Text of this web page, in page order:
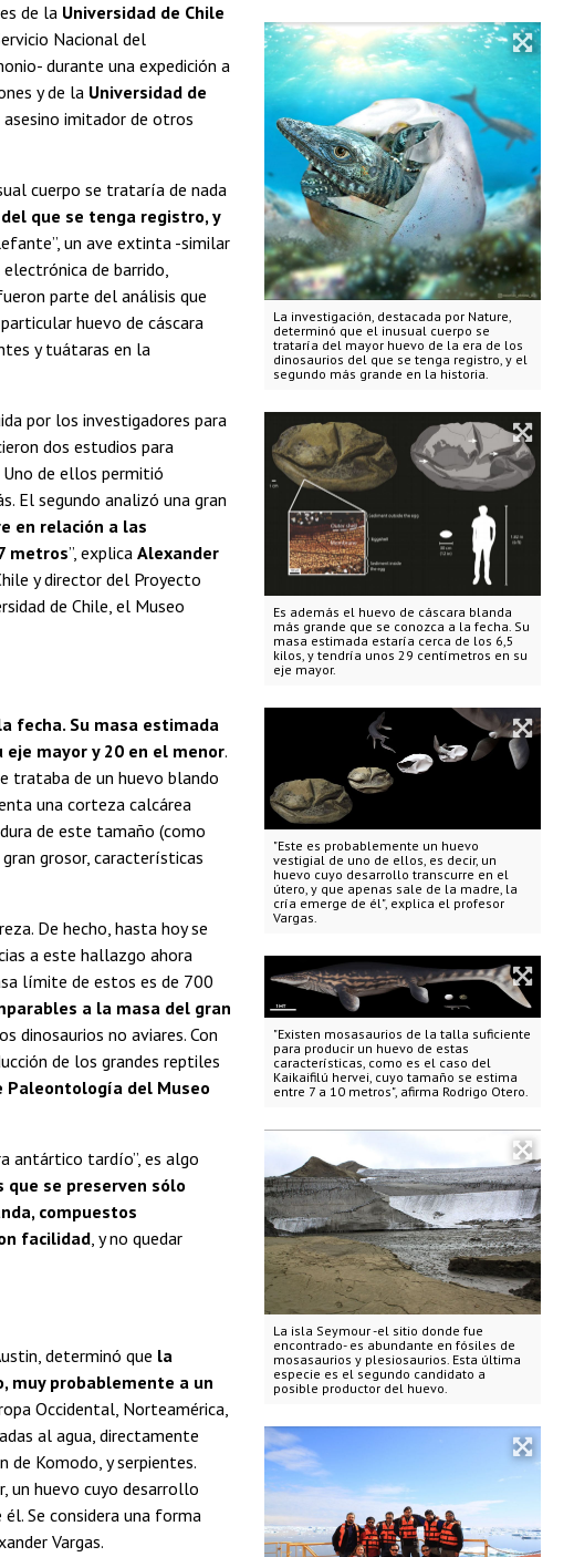
La investigación, destacada por Nature,
determinó que el inusual cuerpo se
trataría del mayor huevo de la era de los
dinosaurios del que se tenga registro, y el
segundo más grande en la historia.
Es además el huevo de cáscara blanda
más grande que se conozca a la fecha. Su
masa estimada estaría cerca de los 6,5
kilos, y tendría unos 29 centímetros en su
eje mayor.
"Este es probablemente un huevo
vestigial de uno de ellos, es decir, un
huevo cuyo desarrollo transcurre en el
útero, y que apenas sale de la madre, la
cría emerge de él", explica el profesor
Vargas.
"Existen mosasaurios de la talla suficiente
para producir un huevo de estas
características, como es el caso del
Kaikaifilú hervei, cuyo tamaño se estima
entre 7 a 10 metros", afirma Rodrigo Otero.
La isla Seymour -el sitio donde fue
encontrado- es abundante en fósiles de
mosasaurios y plesiosaurios. Esta última
especie es el segundo candidato a
posible productor del huevo.
de la Universidad de Chile
Nacional del
durante una expedición a
y de la Universidad de
imitador de otros
cuerpo se trataría de nada
que se tenga registro, y
un ave extinta -similar
de barrido,
parte del análisis que
huevo de cáscara
y tuátaras en la
por los investigadores para
dos estudios para
de ellos permitió
El segundo analizó una gran
en relación a las
metros”, explica Alexander
y director del Proyecto
de Chile, el Museo
fecha. Su masa estimada
mayor y 20 en el menor.
trataba de un huevo blando
una corteza calcárea
de este tamaño (como
grosor, características
De hecho, hasta hoy se
a este hallazgo ahora
límite de estos es de 700
a la masa del gran
dinosaurios no aviares. Con
de los grandes reptiles
Paleontología del Museo
antártico tardío”, es algo
que se preserven sólo
compuestos
facilidad , y no quedar
determinó que la
muy probablemente a un
Occidental, Norteamérica,
al agua, directamente
Komodo, y serpientes.
un huevo cuyo desarrollo
Se considera una forma
Vargas.